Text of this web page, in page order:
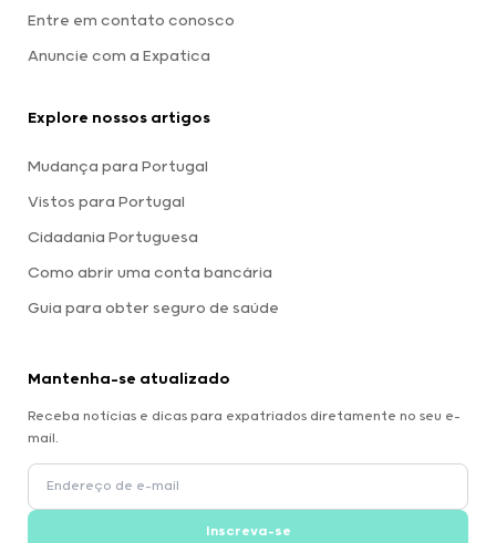
Entre em contato conosco
Anuncie com a Expatica
Explore nossos artigos
Mudança para Portugal
Vistos para Portugal
Cidadania Portuguesa
Como abrir uma conta bancária
Guia para obter seguro de saúde
Mantenha-se atualizado
Receba notícias e dicas para expatriados diretamente no seu e-
mail.
Inscreva-se